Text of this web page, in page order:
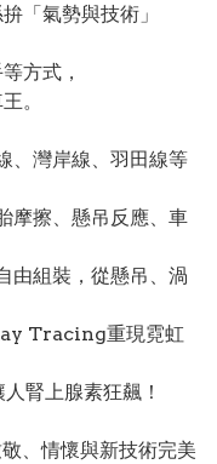
「氣勢與技術」
方式，
。
、灣岸線、羽田線等
摩擦、懸吊反應、車
組裝，從懸吊、渦
Tracing重現霓虹
腎上腺素狂飆！
、情懷與新技術完美